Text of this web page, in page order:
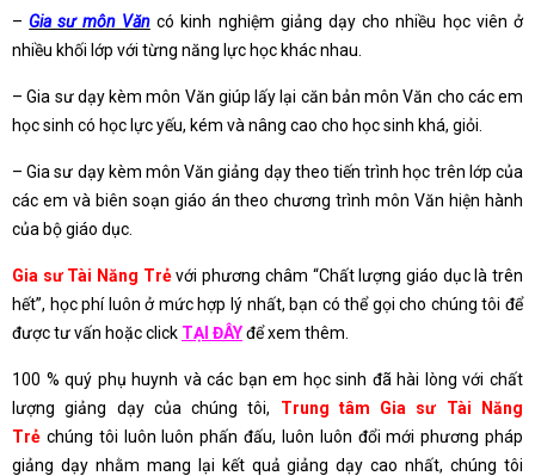
– Gia sư môn Văncó kinh nghiệm giảng dạy cho nhiều học viên ở
nhiều khối lớp với từng năng lực học khác nhau.
– Gia sư dạy kèm môn Văn giúp lấy lại căn bản môn Văn cho các em
học sinh có học lực yếu, kém và nâng cao cho học sinh khá, giỏi.
– Gia sư dạy kèm môn Văn giảng dạy theo tiến trình học trên lớp của
các em và biên soạn giáo án theo chương trình môn Văn hiện hành
của bộ giáo dục.
Gia sư Tài Năng Trẻvới phương châm “Chất lượng giáo dục là trên
hết”, học phí luôn ở mức hợp lý nhất, bạn có thể gọi cho chúng tôi để
được tư vấn hoặc click TẠI ĐÂYđể xem thêm.
100 % quý phụ huynh và các bạn em học sinh đã hài lòng với chất
lượng giảng dạy của chúng tôi, Trung tâm Gia sư Tài Năng
Trẻ chúng tôi luôn luôn phấn đấu, luôn luôn đổi mới phương pháp
giảng dạy nhằm mang lại kết quả giảng dạy cao nhất, chúng tôi